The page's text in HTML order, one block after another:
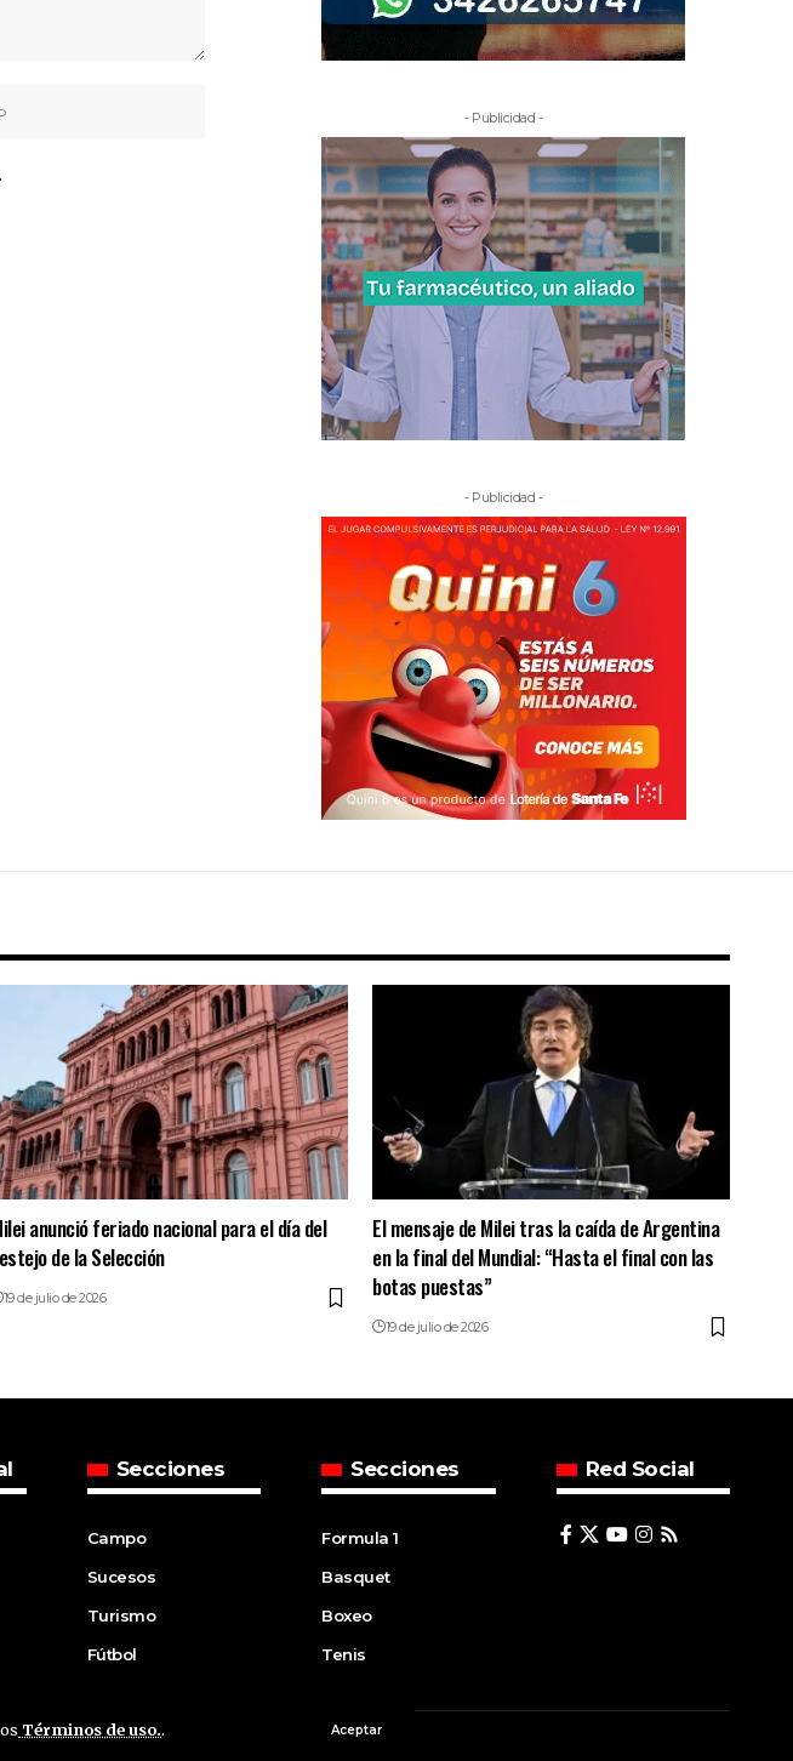
Términos de uso.. Aceptar
- Publicidad -
- Publicidad -
anunció feriado nacional para el día del
de la Selección
19 de julio de 2026
El mensaje de Milei tras la caída de Argentina
en la final del Mundial: “Hasta el final con las
botas puestas”
19 de julio de 2026
Secciones
Campo
Sucesos
Turismo
Fútbol
Secciones
Formula 1
Basquet
Boxeo
Tenis
Red Social